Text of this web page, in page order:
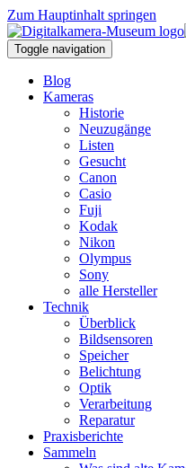
Zum Hauptinhalt springen
Toggle navigation
Blog
Kameras
Historie
Neuzugänge
Listen
Gesucht
Canon
Casio
Fuji
Kodak
Nikon
Olympus
Sony
alle Hersteller
Technik
Überblick
Bildsensoren
Speicher
Belichtung
Optik
Verarbeitung
Reparatur
Praxisberichte
Sammeln